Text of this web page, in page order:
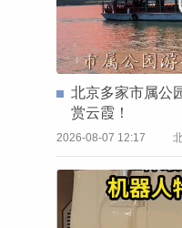
北京多家市属公
赏云霞！
2026-08-07 12:17